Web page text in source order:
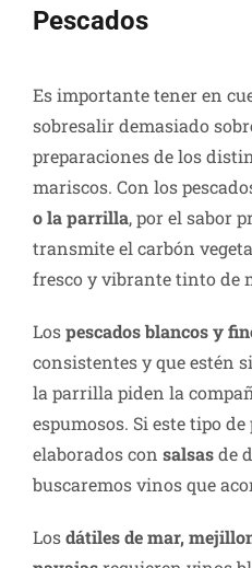
Pescados
Es importante tener en
sobresalir demasiado
preparaciones de los
mariscos. Con los
o la parrilla, por el sabor
transmite el carbón
fresco y vibrante tinto de
Lospescados blancos y
consistentes y que estén
la parrilla piden la
espumosos. Si este tipo de
elaborados con salsasde
buscaremos vinos que
Losdátiles de mar,